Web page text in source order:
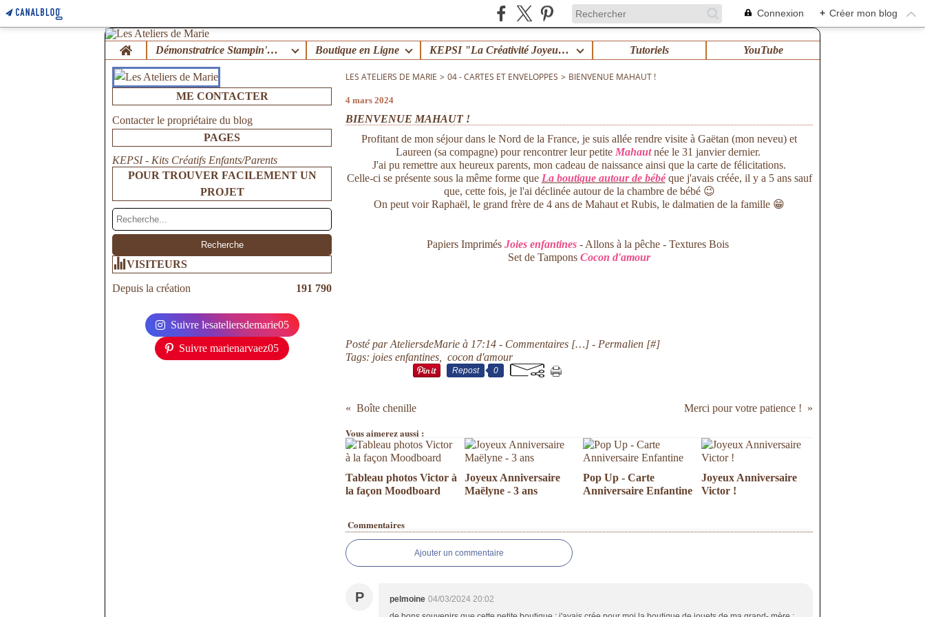
Connexion + Créer mon blog
Home Démonstratrice Stampin'Up ! Boutique en Ligne KEPSI "La Créativité Joyeuse en Famille" ! Tutoriels YouTube
ME CONTACTER
Contacter le propriétaire du blog
PAGES
KEPSI - Kits Créatifs Enfants/Parents
POUR TROUVER FACILEMENT UN
PROJET
VISITEURS
Depuis la création 191 790
Suivre lesateliersdemarie05
Suivre marienarvaez05
LES ATELIERS DE MARIE > 04 - CARTES ET ENVELOPPES > BIENVENUE MAHAUT !
4 mars 2024
BIENVENUE MAHAUT !
Profitant de mon séjour dans le Nord de la France, je suis allée rendre visite à Gaëtan (mon neveu) et
Laureen (sa compagne) pour rencontrer leur petite Mahautnée le 31 janvier dernier.
J'ai pu remettre aux heureux parents, mon cadeau de naissance ainsi que la carte de félicitations.
Celle-ci se présente sous la même forme que La boutique autour de bébéque j'avais créée, il y a 5 ans sauf
que, cette fois, je l'ai déclinée autour de la chambre de bébé 😉
On peut voir Raphaël, le grand frère de 4 ans de Mahaut et Rubis, le dalmatien de la famille 😁
Papiers ImprimésJoies enfantines - Allons à la pêche - Textures Bois
Set de TamponsCocon d'amour
Posté par AteliersdeMarie à 17:14 - Commentaires […] - Permalien [#]
Tags: joies enfantines ,cocon d'amour
Repost 0
Boîte chenille Merci pour votre patience !
Vous aimerez aussi :
Tableau photos Victor à
la façon Moodboard
Joyeux Anniversaire
Maëlyne - 3 ans
Pop Up - Carte
Anniversaire Enfantine
Joyeux Anniversaire
Victor !
Commentaires
Ajouter un commentaire
P pelmoine 04/03/2024 20:02